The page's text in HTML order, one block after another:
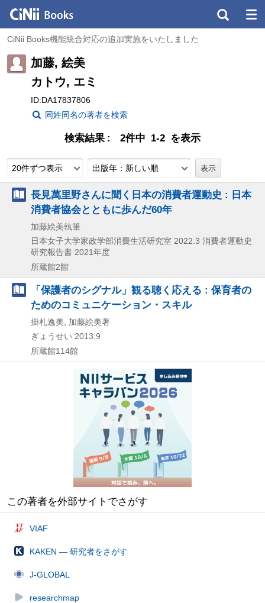
CiNii Books機能統合対応の追加実施をいたしました
加藤, 絵美
カトウ, エミ
ID:DA17837806
同姓同名の著者を検索
検索結果 2件中 1-2 を表示
20件ずつ表示 出版年：新しい順
長見萬里野さんに聞く日本の消費者運動史 : 日本
消費者協会とともに歩んだ60年
加藤絵美執筆
日本女子大学家政学部消費生活研究室 2022.3 消費者運動史
研究報告書 2021年度
所蔵館2館
「保護者のシグナル」観る聴く応える : 保育者の
ためのコミュニケーション・スキル
掛札逸美, 加藤絵美著
ぎょうせい 2013.9
所蔵館114館
この著者を外部サイトでさがす
VIAF
KAKEN — 研究者をさがす
J-GLOBAL
researchmap